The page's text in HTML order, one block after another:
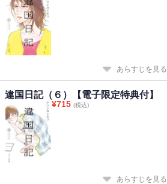
あらすじを見る
違国日記（６）【電子限定特典付】
¥715 (税込)
あらすじを見る